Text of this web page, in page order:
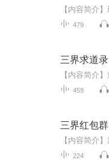
479
三界求道录
459
三界红包群
224